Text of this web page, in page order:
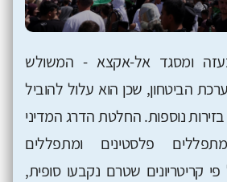
ומסגד אל-אקצא - המשולש
הביטחון, שכן הוא עלול להוביל
נוספות. החלטת הדרג המדיני
פלסטינים ומתפללים
קריטריונים שטרם נקבעו סופית,